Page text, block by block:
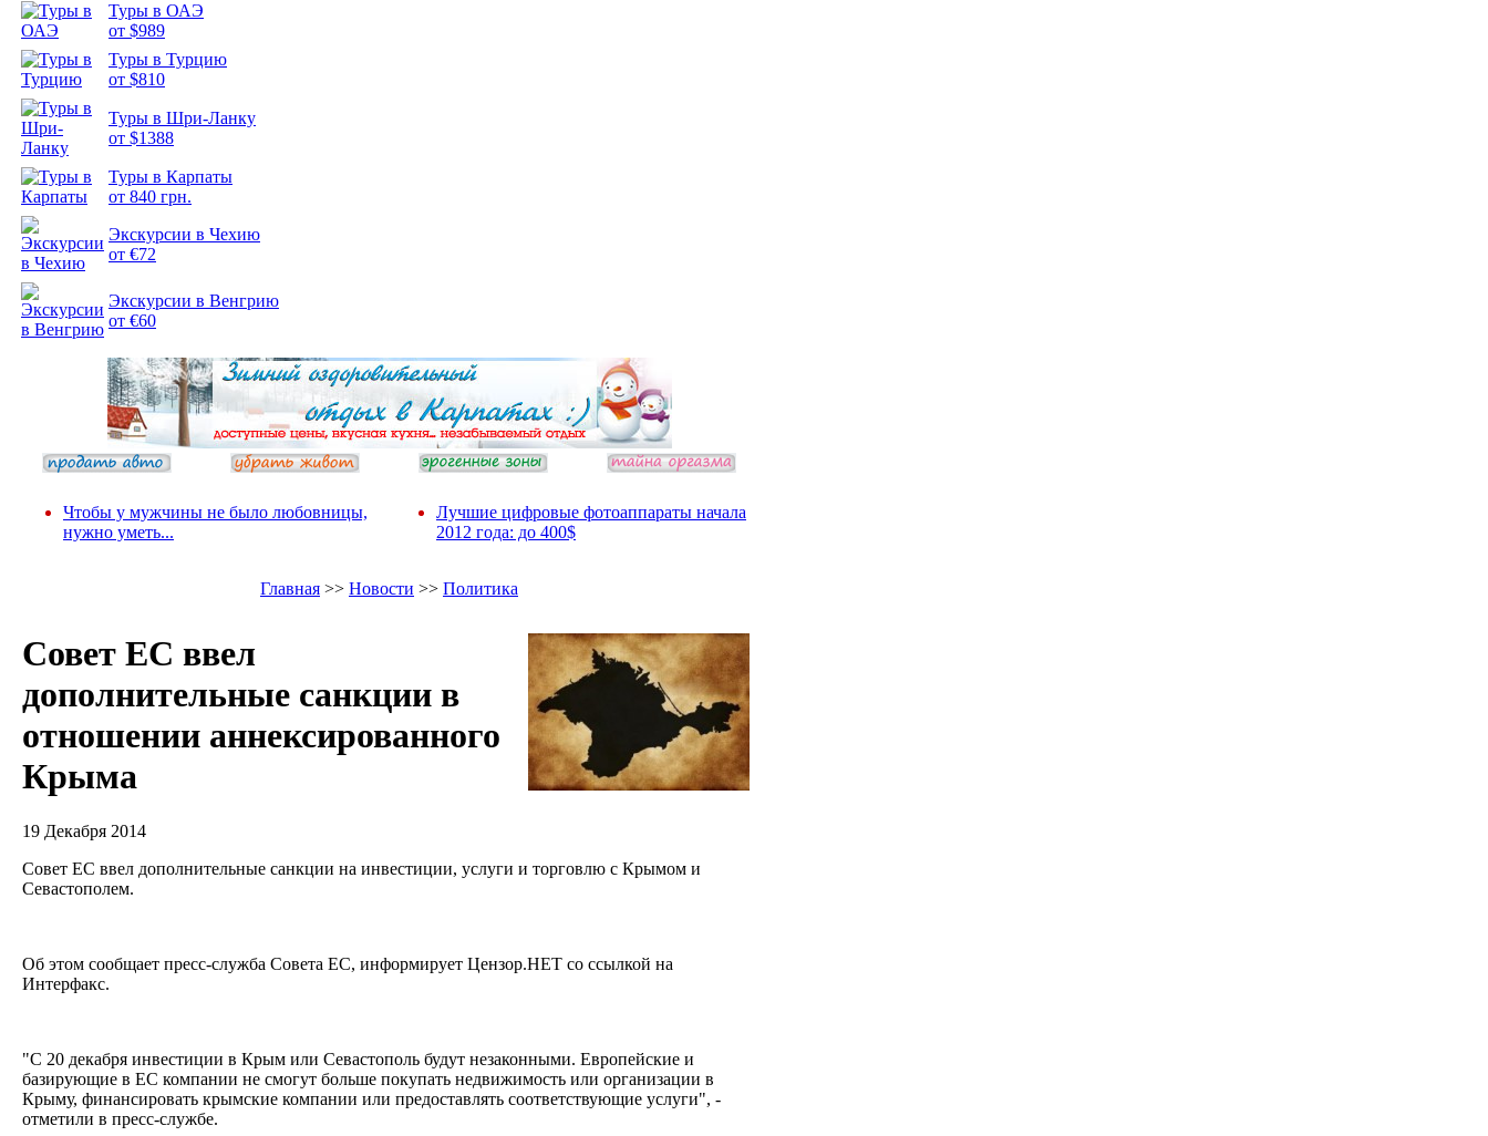
Туры в ОАЭ
от $989
Туры в Турцию
от $810
Туры в Шри-Ланку
от $1388
Туры в Карпаты
от 840 грн.
Экскурсии в Чехию
от €72
Экскурсии в Венгрию
от €60
Чтобы у мужчины не было любовницы,
нужно уметь...
Лучшие цифровые фотоаппараты начала
2012 года: до 400$
Главная >> Новости >> Политика
Совет ЕС ввел
дополнительные санкции в
отношении аннексированного
Крыма
19 Декабря 2014
Совет ЕС ввел дополнительные санкции на инвестиции, услуги и торговлю с Крымом и
Севастополем.
Об этом сообщает пресс-служба Совета ЕС, информирует Цензор.НЕТ со ссылкой на
Интерфакс.
"С 20 декабря инвестиции в Крым или Севастополь будут незаконными. Европейские и
базирующие в ЕС компании не смогут больше покупать недвижимость или организации в
Крыму, финансировать крымские компании или предоставлять соответствующие услуги", -
отметили в пресс-службе.